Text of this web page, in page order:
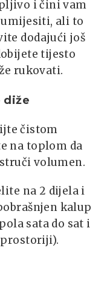
i čini vam
umijesiti, ali to
dodajući još
tijesto
rukovati.
diže
čistom
na toplom da
volumen.
na 2 dijela i
kalup
sata do sat i